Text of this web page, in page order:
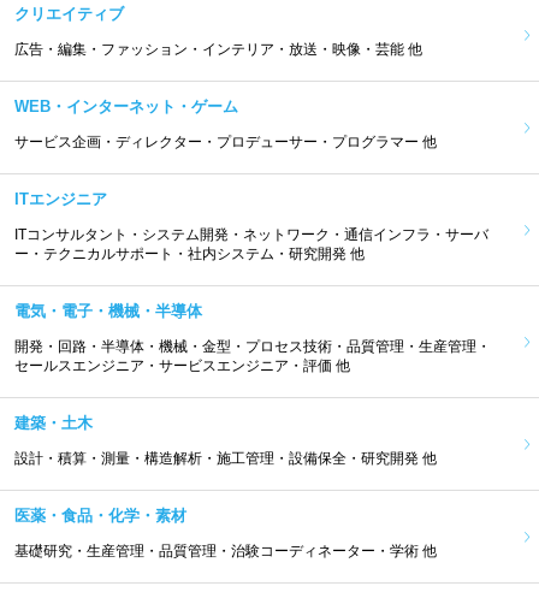
クリエイティブ
広告・編集・ファッション・インテリア・放送・映像・芸能 他
WEB・インターネット・ゲーム
サービス企画・ディレクター・プロデューサー・プログラマー 他
ITエンジニア
ITコンサルタント・システム開発・ネットワーク・通信インフラ・サーバ
ー・テクニカルサポート・社内システム・研究開発 他
電気・電子・機械・半導体
開発・回路・半導体・機械・金型・プロセス技術・品質管理・生産管理・
セールスエンジニア・サービスエンジニア・評価 他
建築・土木
設計・積算・測量・構造解析・施工管理・設備保全・研究開発 他
医薬・食品・化学・素材
基礎研究・生産管理・品質管理・治験コーディネーター・学術 他